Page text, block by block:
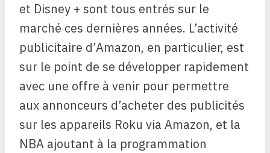
et Disney + sont tous entrés sur le
marché ces dernières années. L’activité
publicitaire d’Amazon, en particulier, est
sur le point de se développer rapidement
avec une offre à venir pour permettre
aux annonceurs d’acheter des publicités
sur les appareils Roku via Amazon, et la
NBA ajoutant à la programmation